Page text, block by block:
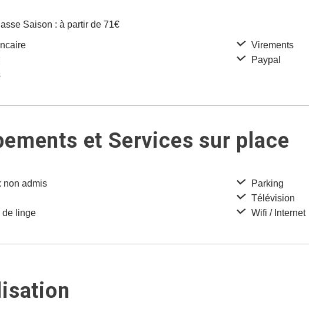
Saison : à partir de 71€
Virements
Paypal
et Services sur place
non admis
de linge
Parking
Télévision
Wifi / Internet